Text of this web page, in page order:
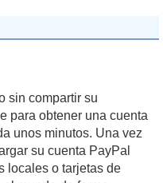
sin compartir su
para obtener una cuenta
unos minutos. Una vez
su cuenta PayPal
locales o tarjetas de